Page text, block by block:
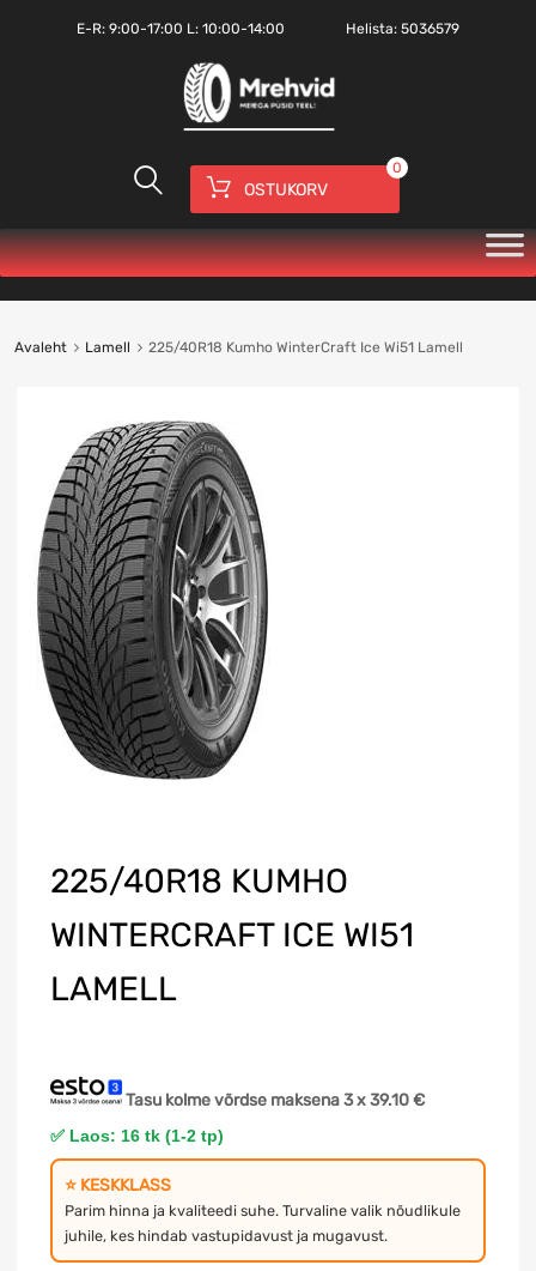
E-R: 9:00-17:00 L: 10:00-14:00 Helista:5036579
OSTUKORV
0
Avaleht Lamell 225/40R18 Kumho WinterCraft Ice Wi51 Lamell
225/40R18 KUMHO
WINTERCRAFT ICE WI51
LAMELL
Tasu kolme võrdse maksena 3 x39.10€
✅ Laos: 16 tk (1-2 tp)
⭐ KESKKLASS
Parim hinna ja kvaliteedi suhe. Turvaline valik nõudlikule
juhile, kes hindab vastupidavust ja mugavust.